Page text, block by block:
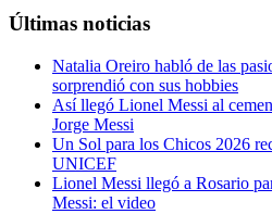
Últimas noticias
Natalia Oreiro habló de las
sorprendió con sus hobbies
Así llegó Lionel Messi al
Jorge Messi
Un Sol para los Chicos 2026
UNICEF
Lionel Messi llegó a Rosario
Messi: el video